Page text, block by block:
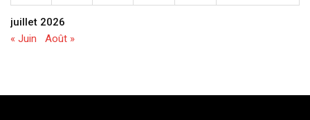
juillet 2026
« Juin Août »